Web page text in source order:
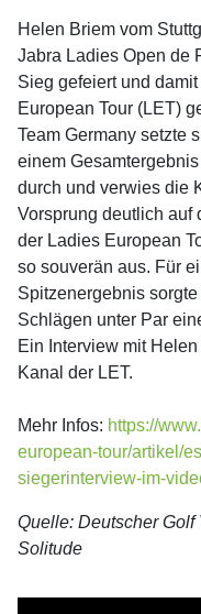
Helen Briem vom
Jabra Ladies Open de
Sieg gefeiert und
European Tour (LET)
Team Germany setzte
einem
durch und verwies die
Vorsprung deutlich auf
der Ladies European
so souverän aus. Für
Spitzenergebnis
Schlägen unter Par
Ein Interview mit
Kanal der LET.
Mehr Infos: https://
european-tour/artikel/
siegerinterview-im-
Quelle: Deutscher Golf
Solitude